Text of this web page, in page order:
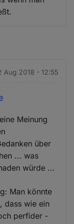
Aug 2018 - 12:55
Meinung
über
... was
würde ...
Man könnte
dass wie ein
perfider -